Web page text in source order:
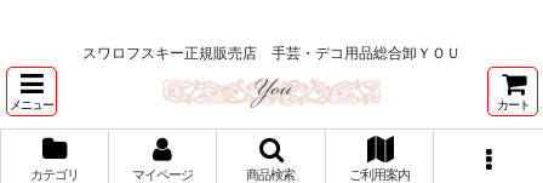
スワロフスキー正規販売店 手芸・デコ用品総合卸ＹＯＵ
メニュー カート
カテゴリ マイページ 商品検索 ご利用案内